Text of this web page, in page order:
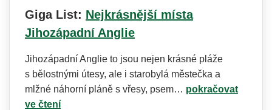
Giga List: Nejkrásnější místa
Jihozápadní Anglie
Jihozápadní Anglie to jsou nejen krásné pláže
s bělostnými útesy, ale i starobylá městečka a
mlžné náhorní pláně s vřesy, psem… pokračovat
ve čtení